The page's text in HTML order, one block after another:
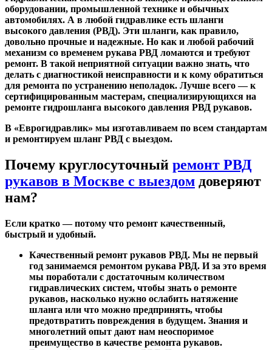
оборудовании, промышленной технике и обычных
автомобилях. А в любой гидравлике есть шланги
высокого давления (РВД). Эти шланги, как правило,
довольно прочные и надежные. Но как и любой рабочий
механизм со временем рукава РВД ломаются и требуют
ремонт. В такой неприятной ситуации важно знать, что
делать с диагностикой неисправности и к кому обратиться
для ремонта по устранению неполадок. Лучше всего — к
сертифицированным мастерам, специализирующихся на
ремонте гидрошланга высокого давления РВД рукавов.
В «Еврогидравлик» мы изготавливаем по всем стандартам
и ремонтируем шланг РВД с выездом.
Почему круглосуточный ремонт РВД
рукавов в Москве с выездом доверяют
нам?
Если кратко — потому что ремонт качественный,
быстрый и удобный.
Качественный ремонт рукавов РВД. Мы не первый
год занимаемся ремонтом рукава РВД. И за это время
мы поработали с достаточным количеством
гидравлических систем, чтобы знать о ремонте
рукавов, насколько нужно ослабить натяжение
шланга или что можно предпринять, чтобы
предотвратить повреждения в будущем. Знания и
многолетний опыт дают нам неоспоримое
преимущество в качестве ремонта рукавов.